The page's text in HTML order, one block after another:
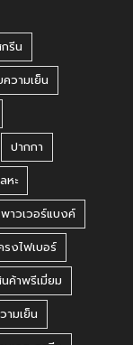
รีน
วามเย็น
ปากกา
หะ
พาวเวอร์แบงค์
งไฟเบอร์
ค้าพรีเมี่ยม
ามเย็น